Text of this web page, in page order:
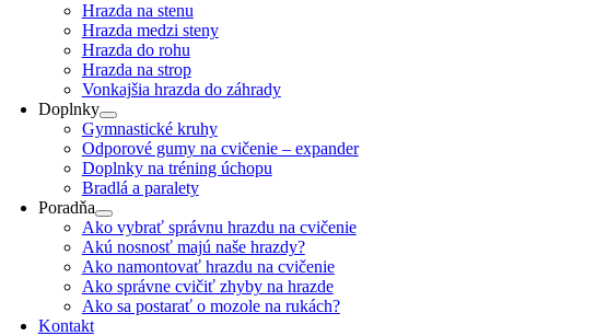
Hrazda na stenu
Hrazda medzi steny
Hrazda do rohu
Hrazda na strop
Vonkajšia hrazda do záhrady
Doplnky
Gymnastické kruhy
Odporové gumy na cvičenie – expander
Doplnky na tréning úchopu
Bradlá a paralety
Poradňa
Ako vybrať správnu hrazdu na cvičenie
Akú nosnosť majú naše hrazdy?
Ako namontovať hrazdu na cvičenie
Ako správne cvičiť zhyby na hrazde
Ako sa postarať o mozole na rukách?
Kontakt